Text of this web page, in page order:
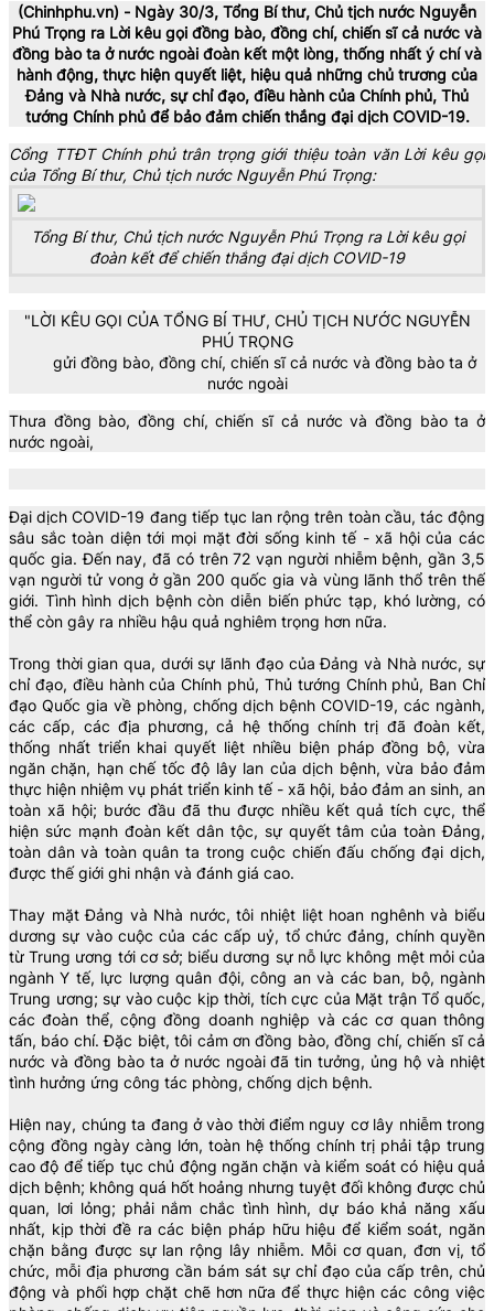
(Chinhphu.vn) - Ngày 30/3, Tổng Bí thư, Chủ tịch nước Nguyễn
Phú Trọng ra Lời kêu gọi đồng bào, đồng chí, chiến sĩ cả nước và
đồng bào ta ở nước ngoài đoàn kết một lòng, thống nhất ý chí và
hành động, thực hiện quyết liệt, hiệu quả những chủ trương của
Đảng và Nhà nước, sự chỉ đạo, điều hành của Chính phủ, Thủ
tướng Chính phủ để bảo đảm chiến thắng đại dịch COVID-19.
Cổng TTĐT Chính phủ trân trọng giới thiệu toàn văn Lời kêu gọi
của Tổng Bí thư, Chủ tịch nước Nguyễn Phú Trọng:
Tổng Bí thư, Chủ tịch nước Nguyễn Phú Trọng ra Lời kêu gọi
đoàn kết để chiến thắng đại dịch COVID-19
"LỜI KÊU GỌI CỦA TỔNG BÍ THƯ, CHỦ TỊCH NƯỚC NGUYỄN
PHÚ TRỌNG
gửi đồng bào, đồng chí, chiến sĩ cả nước và đồng bào ta ở
nước ngoài
Thưa đồng bào, đồng chí, chiến sĩ cả nước và đồng bào ta ở
nước ngoài,
Đại dịch COVID-19 đang tiếp tục lan rộng trên toàn cầu, tác động
sâu sắc toàn diện tới mọi mặt đời sống kinh tế - xã hội của các
quốc gia. Đến nay, đã có trên 72 vạn người nhiễm bệnh, gần 3,5
vạn người tử vong ở gần 200 quốc gia và vùng lãnh thổ trên thế
giới. Tình hình dịch bệnh còn diễn biến phức tạp, khó lường, có
thể còn gây ra nhiều hậu quả nghiêm trọng hơn nữa.
Trong thời gian qua, dưới sự lãnh đạo của Đảng và Nhà nước, sự
chỉ đạo, điều hành của Chính phủ, Thủ tướng Chính phủ, Ban Chỉ
đạo Quốc gia về phòng, chống dịch bệnh COVID-19, các ngành,
các cấp, các địa phương, cả hệ thống chính trị đã đoàn kết,
thống nhất triển khai quyết liệt nhiều biện pháp đồng bộ, vừa
ngăn chặn, hạn chế tốc độ lây lan của dịch bệnh, vừa bảo đảm
thực hiện nhiệm vụ phát triển kinh tế - xã hội, bảo đảm an sinh, an
toàn xã hội; bước đầu đã thu được nhiều kết quả tích cực, thể
hiện sức mạnh đoàn kết dân tộc, sự quyết tâm của toàn Đảng,
toàn dân và toàn quân ta trong cuộc chiến đấu chống đại dịch,
được thế giới ghi nhận và đánh giá cao.
Thay mặt Đảng và Nhà nước, tôi nhiệt liệt hoan nghênh và biểu
dương sự vào cuộc của các cấp uỷ, tổ chức đảng, chính quyền
từ Trung ương tới cơ sở; biểu dương sự nỗ lực không mệt mỏi của
ngành Y tế, lực lượng quân đội, công an và các ban, bộ, ngành
Trung ương; sự vào cuộc kịp thời, tích cực của Mặt trận Tổ quốc,
các đoàn thể, cộng đồng doanh nghiệp và các cơ quan thông
tấn, báo chí. Đặc biệt, tôi cảm ơn đồng bào, đồng chí, chiến sĩ cả
nước và đồng bào ta ở nước ngoài đã tin tưởng, ủng hộ và nhiệt
tình hưởng ứng công tác phòng, chống dịch bệnh.
Hiện nay, chúng ta đang ở vào thời điểm nguy cơ lây nhiễm trong
cộng đồng ngày càng lớn, toàn hệ thống chính trị phải tập trung
cao độ để tiếp tục chủ động ngăn chặn và kiểm soát có hiệu quả
dịch bệnh; không quá hốt hoảng nhưng tuyệt đối không được chủ
quan, lơi lỏng; phải nắm chắc tình hình, dự báo khả năng xấu
nhất, kịp thời đề ra các biện pháp hữu hiệu để kiểm soát, ngăn
chặn bằng được sự lan rộng lây nhiễm. Mỗi cơ quan, đơn vị, tổ
chức, mỗi địa phương cần bám sát sự chỉ đạo của cấp trên, chủ
động và phối hợp chặt chẽ hơn nữa để thực hiện các công việc